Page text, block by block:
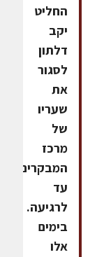
החליט
יקב
דלתון
לסגור
את
שעריו
של
מרכז
המבקרים
עד
לרגיעה.
בימים
אלו